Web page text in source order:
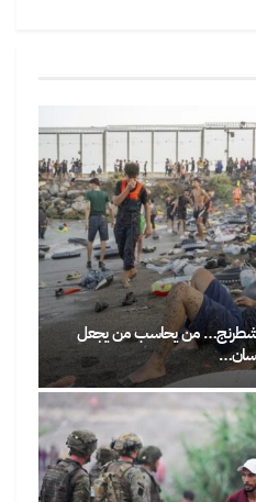
شطرنج… من يحاسب من يجعل